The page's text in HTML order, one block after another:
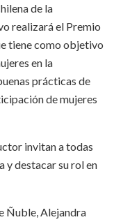
de la
realizará el Premio
tiene como objetivo
en la
prácticas de
de mujeres
invitan a todas
y destacar su rol en
Ñuble, Alejandra